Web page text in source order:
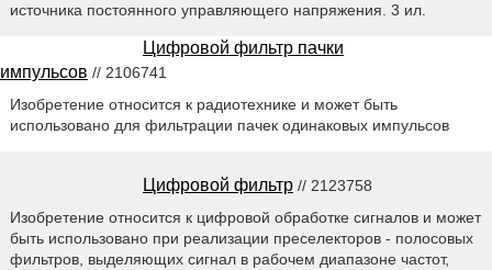
источника постоянного управляющего напряжения. 3 ил.
Цифровой фильтр пачки
импульсов // 2106741
Изобретение относится к радиотехнике и может быть
использовано для фильтрации пачек одинаковых импульсов
Цифровой фильтр // 2123758
Изобретение относится к цифровой обработке сигналов и может
быть использовано при реализации преселекторов - полосовых
фильтров, выделяющих сигнал в рабочем диапазоне частот,